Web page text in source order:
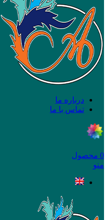
درباره ما
تماس با ما
0 محصول
منو